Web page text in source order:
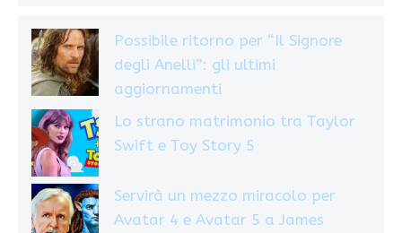
Possibile ritorno per “Il Signore
degli Anelli”: gli ultimi
aggiornamenti
Lo strano matrimonio tra Taylor
Swift e Toy Story 5
Servirà un mezzo miracolo per
Avatar 4 e Avatar 5 a James